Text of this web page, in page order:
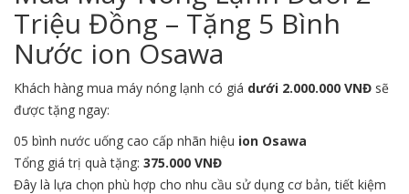
Triệu Đồng – Tặng 5 Bình
Nước ion Osawa
Khách hàng mua máy nóng lạnh có giá dưới 2.000.000 VNĐ sẽ
được tặng ngay:
05 bình nước uống cao cấp nhãn hiệu ion Osawa
Tổng giá trị quà tặng: 375.000 VNĐ
Đây là lựa chọn phù hợp cho nhu cầu sử dụng cơ bản, tiết kiệm